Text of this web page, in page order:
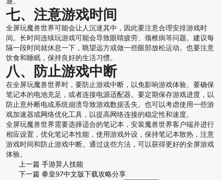
七、注意游戏时间
全屏玩魔兽世界可能会让人沉迷其中，因此要注意合理安排游戏时
间。长时间连续玩游戏可能会导致眼睛疲劳、颈椎病等问题。建议每
隔一段时间就休息一下，眺望远方或做一些眼部放松运动。也要注意
饮食和睡眠，保持良好的生活习惯。
八、防止游戏中断
在全屏玩魔兽世界时，要防止游戏中断，以免影响游戏体验。要确保
笔记本的电池充足，或者连接电源适配器。要定期保存游戏进度，以
防止意外断电或系统崩溃导致游戏数据丢失。也可以考虑使用一些游
戏加速器或网络优化工具，以提高网络连接的稳定性和速度。
全屏玩魔兽世界需要选择适合的笔记本，安装魔兽世界客户端并进行
相应设置，优化笔记本性能，使用游戏外设，保持笔记本散热，注意
游戏时间和防止游戏中断。通过这些方法，可以获得更好的全屏游戏
体验。
上一篇 手游异人技能
下一篇 拳皇97中文版下载攻略分享